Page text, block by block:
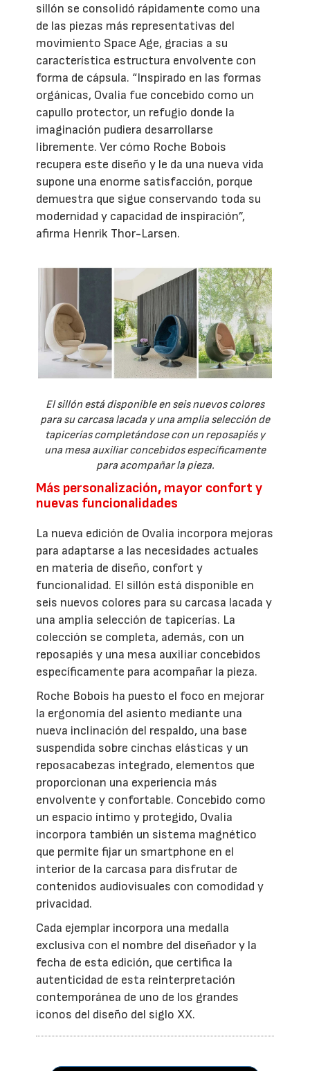
sillón se consolidó rápidamente como una
de las piezas más representativas del
movimiento Space Age, gracias a su
característica estructura envolvente con
forma de cápsula. “Inspirado en las formas
orgánicas, Ovalia fue concebido como un
capullo protector, un refugio donde la
imaginación pudiera desarrollarse
libremente. Ver cómo Roche Bobois
recupera este diseño y le da una nueva vida
supone una enorme satisfacción, porque
demuestra que sigue conservando toda su
modernidad y capacidad de inspiración”,
afirma Henrik Thor-Larsen.
El sillón está disponible en seis nuevos colores
para su carcasa lacada y una amplia selección de
tapicerías completándose con un reposapiés y
una mesa auxiliar concebidos específicamente
para acompañar la pieza.
Más personalización, mayor confort y
nuevas funcionalidades
La nueva edición de Ovalia incorpora mejoras
para adaptarse a las necesidades actuales
en materia de diseño, confort y
funcionalidad. El sillón está disponible en
seis nuevos colores para su carcasa lacada y
una amplia selección de tapicerías. La
colección se completa, además, con un
reposapiés y una mesa auxiliar concebidos
específicamente para acompañar la pieza.
Roche Bobois ha puesto el foco en mejorar
la ergonomía del asiento mediante una
nueva inclinación del respaldo, una base
suspendida sobre cinchas elásticas y un
reposacabezas integrado, elementos que
proporcionan una experiencia más
envolvente y confortable. Concebido como
un espacio íntimo y protegido, Ovalia
incorpora también un sistema magnético
que permite fijar un smartphone en el
interior de la carcasa para disfrutar de
contenidos audiovisuales con comodidad y
privacidad.
Cada ejemplar incorpora una medalla
exclusiva con el nombre del diseñador y la
fecha de esta edición, que certifica la
autenticidad de esta reinterpretación
contemporánea de uno de los grandes
iconos del diseño del siglo XX.